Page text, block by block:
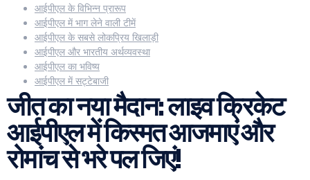
आईपीएल के विभिन्न प्रारूप
आईपीएल में भाग लेने वाली टीमें
आईपीएल के सबसे लोकप्रिय खिलाड़ी
आईपीएल और भारतीय अर्थव्यवस्था
आईपीएल का भविष्य
आईपीएल में सट्टेबाजी
जीत का नया मैदान: लाइव क्रिकेट
आईपीएल में किस्मत आजमाएं और
रोमांच से भरे पल जिएं!